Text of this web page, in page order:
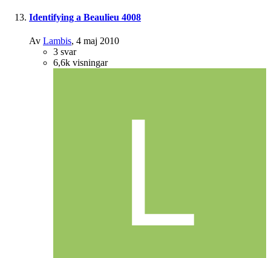
Identifying a Beaulieu 4008
Av Lambis, 4 maj 2010
3 svar
6,6k visningar